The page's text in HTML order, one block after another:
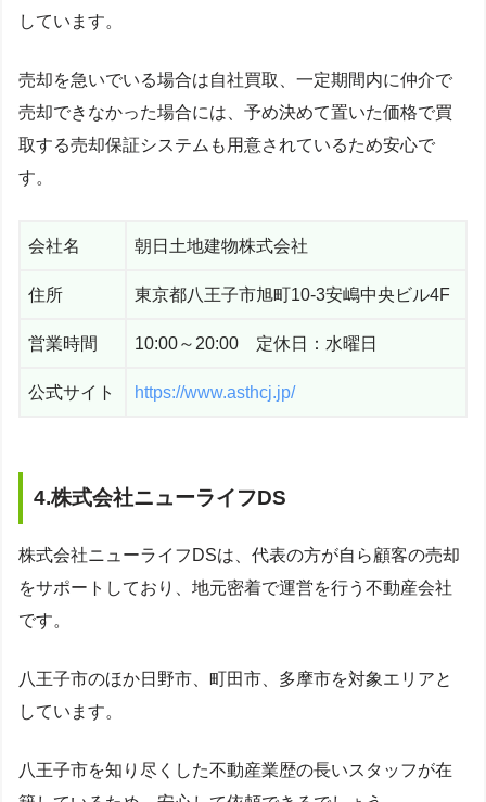
しています。
売却を急いでいる場合は自社買取、一定期間内に仲介で
売却できなかった場合には、予め決めて置いた価格で買
取する売却保証システムも用意されているため安心で
す。
会社名 朝日土地建物株式会社
住所 東京都八王子市旭町10-3安嶋中央ビル4F
営業時間 10:00～20:00 定休日：水曜日
公式サイト https://www.asthcj.jp/
4.株式会社ニューライフDS
株式会社ニューライフDSは、代表の方が自ら顧客の売却
をサポートしており、地元密着で運営を行う不動産会社
です。
八王子市のほか日野市、町田市、多摩市を対象エリアと
しています。
八王子市を知り尽くした不動産業歴の長いスタッフが在